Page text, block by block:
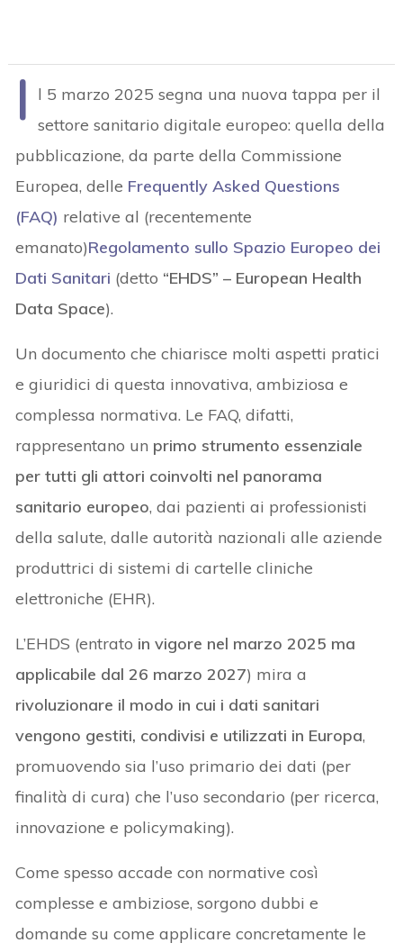
I
l 5 marzo 2025 segna una nuova tappa per il
settore sanitario digitale europeo: quella della
pubblicazione, da parte della Commissione
Europea, delle Frequently Asked Questions
(FAQ) relative al (recentemente
emanato)Regolamento sullo Spazio Europeo dei
Dati Sanitari (detto “EHDS” – European Health
Data Space).
Un documento che chiarisce molti aspetti pratici
e giuridici di questa innovativa, ambiziosa e
complessa normativa. Le FAQ, difatti,
rappresentano un primo strumento essenziale
per tutti gli attori coinvolti nel panorama
sanitario europeo, dai pazienti ai professionisti
della salute, dalle autorità nazionali alle aziende
produttrici di sistemi di cartelle cliniche
elettroniche (EHR).
L’EHDS (entrato in vigore nel marzo 2025 ma
applicabile dal 26 marzo 2027) mira a
rivoluzionare il modo in cui i dati sanitari
vengono gestiti, condivisi e utilizzati in Europa,
promuovendo sia l’uso primario dei dati (per
finalità di cura) che l’uso secondario (per ricerca,
innovazione e policymaking).
Come spesso accade con normative così
complesse e ambiziose, sorgono dubbi e
domande su come applicare concretamente le